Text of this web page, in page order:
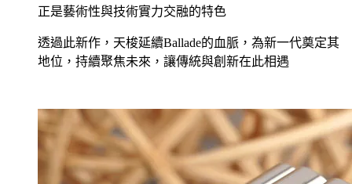
正是藝術性與技術實力交融的特色
透過此新作，天梭延續Ballade的血脈，為新一代奠定其
地位，持續聚焦未來，讓傳統與創新在此相遇